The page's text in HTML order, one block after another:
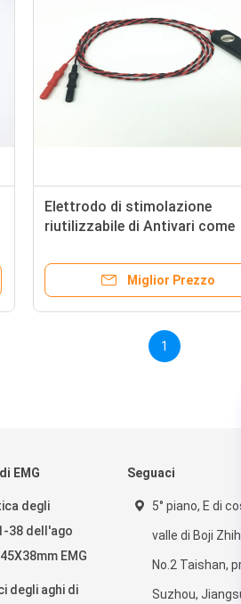
Elettrodo di stimolazione
riutilizzabile di Antivari come
piano nero
Miglior Prezzo
1
EMG
degli
38 dell'ago
EMG
degli aghi di
Seguaci
5° piano, E di
valle di Boji
No.2 Taishan,
Suzhou,